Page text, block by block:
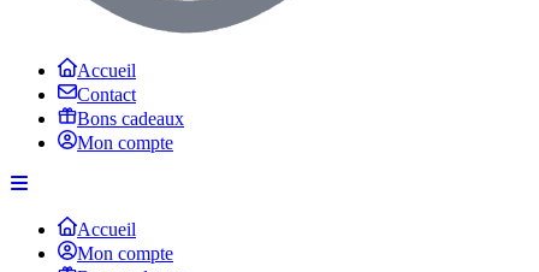
Accueil
Contact
Bons cadeaux
Mon compte
Accueil
Mon compte